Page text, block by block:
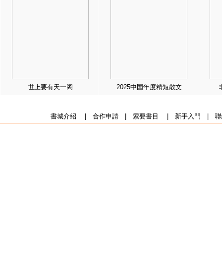
世上要有天一阁 2025中国年度精短散文
書城介紹 合作申請| 索要書目 新手入門